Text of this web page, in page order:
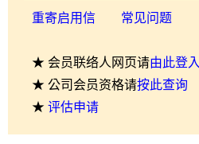
重寄启用信 常见问题
★ 会员联络人网页请由此登入
★ 公司会员资格请按此查询
★ 评估申请